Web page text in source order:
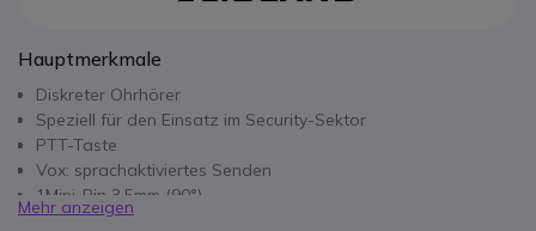
Hauptmerkmale
Diskreter Ohrhörer
Speziell für den Einsatz im Security-Sektor
PTT-Taste
Vox: sprachaktiviertes Senden
1Mini-Pin 3,5mm (90°)
Exklusives Zubehör für Midland Alan 777
Mehr anzeigen